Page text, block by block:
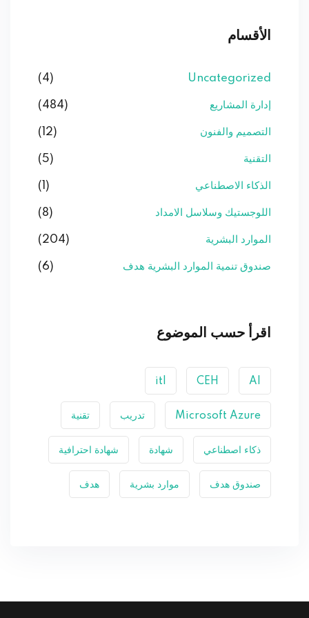
الأقسام
Uncategorized
(4)
إدارة المشاريع (484)
التصميم والفنون (12)
التقنية (5)
الذكاء الاصطناعي (1)
اللوجستيك وسلاسل الامداد (8)
الموارد البشرية (204)
صندوق تنمية الموارد البشرية هدف (6)
اقرأ حسب الموضوع
AI
CEH
itl
Microsoft Azure تدريب تقنية
ذكاء اصطناعي شهادة شهادة احترافية
صندوق هدف موارد بشرية هدف